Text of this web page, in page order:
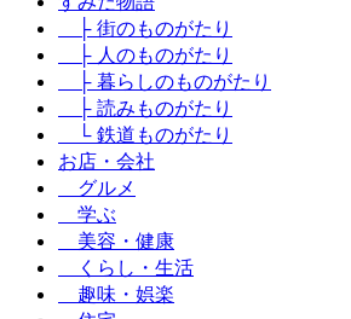
├ 街のものがたり
├ 人のものがたり
├ 暮らしのものがたり
├ 読みものがたり
└ 鉄道ものがたり
お店・会社
グルメ
学ぶ
美容・健康
くらし・生活
趣味・娯楽